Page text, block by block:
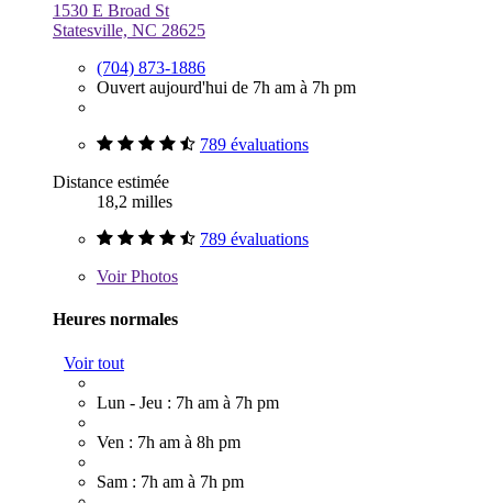
1530 E Broad St
Statesville, NC 28625
(704) 873-1886
Ouvert aujourd'hui de 7h am à 7h pm
789 évaluations
Distance estimée
18,2 milles
789 évaluations
VoirPhotos
Heures normales
Voir tout
Lun - Jeu : 7h am à 7h pm
Ven : 7h am à 8h pm
Sam : 7h am à 7h pm